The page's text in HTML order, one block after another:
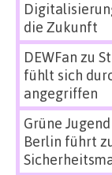
die Zukunft
DEWFan zu
fühlt sich
angegriffen
Grüne
Berlin führt